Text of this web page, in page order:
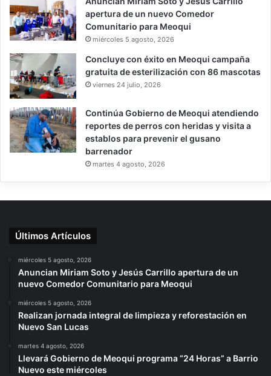
apertura de un nuevo Comedor
Comunitario para Meoqui
miércoles 5 agosto, 2026
Concluye con éxito en Meoqui campaña
gratuita de esterilización con 86 mascotas
viernes 24 julio, 2026
Continúa Gobierno de Meoqui atendiendo
reportes de perros con heridas y visita a
establos para prevenir el gusano
barrenador
martes 4 agosto, 2026
Últimos Artículos
miércoles 5 agosto, 2026
Anuncian Miriam Soto y Jesús Carrillo apertura de un
nuevo Comedor Comunitario para Meoqui
miércoles 5 agosto, 2026
Realizan jornada integral de limpieza y reforestación en
Nuevo San Lucas
martes 4 agosto, 2026
Llevará Gobierno de Meoqui programa “24 Horas” a Barrio
Nuevo este miércoles